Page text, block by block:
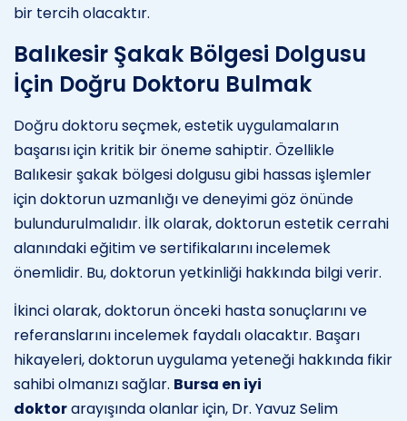
bir tercih olacaktır.
Balıkesir Şakak Bölgesi Dolgusu
İçin Doğru Doktoru Bulmak
Doğru doktoru seçmek, estetik uygulamaların
başarısı için kritik bir öneme sahiptir. Özellikle
Balıkesir şakak bölgesi dolgusu gibi hassas işlemler
için doktorun uzmanlığı ve deneyimi göz önünde
bulundurulmalıdır. İlk olarak, doktorun estetik cerrahi
alanındaki eğitim ve sertifikalarını incelemek
önemlidir. Bu, doktorun yetkinliği hakkında bilgi verir.
İkinci olarak, doktorun önceki hasta sonuçlarını ve
referanslarını incelemek faydalı olacaktır. Başarı
hikayeleri, doktorun uygulama yeteneği hakkında fikir
sahibi olmanızı sağlar. Bursa en iyi
doktorarayışında olanlar için, Dr. Yavuz Selim